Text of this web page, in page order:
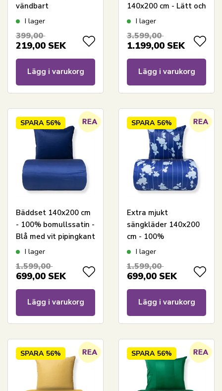
vändbart
blommönster
I lager
399,00
219,00 SEK
Lägg i varukorg
140x200 cm - Lätt och
luftigt sommartäcke
I lager
3.599,00
1.199,00 SEK
Lägg i varukorg
SPARA 56%
Bäddset 140x200 cm
- 100% bomullssatin -
Blå med vit pipingkant
I lager
1.599,00
699,00 SEK
Lägg i varukorg
SPARA 56%
Extra mjukt
sängkläder 140x200
cm - 100%
bomullssatin -
sängset - 300 TC
sänglinne från By
I lager
1.599,00
699,00 SEK
Lägg i varukorg
SPARA 56% SPARA 56%